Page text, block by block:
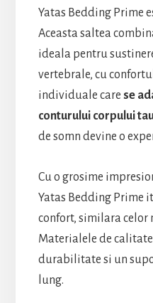
Yatas Bedding Prime
Aceasta saltea
ideala pentru
vertebrale, cu
individuale care se
conturului corpului
de somn devine o
Cu o grosime
Yatas Bedding Prime
confort, similara celor
Materialele de
durabilitate si un
lung.